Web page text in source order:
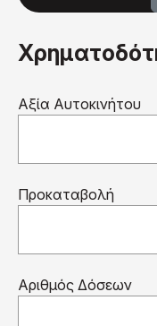
Αξία Αυτοκινήτου
Προκαταβολή
Αριθμός Δόσεων